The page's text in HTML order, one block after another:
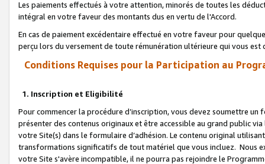
Les paiements effectués à votre attention, minorés de toutes les
intégral en votre faveur des montants dus en vertu de l'Accord.
En cas de paiement excédentaire effectué en votre faveur pour
perçu lors du versement de toute rémunération ultérieure qui vous est
Conditions Requises pour la Participation au
1. Inscription et Eligibilité
Pour commencer la procédure d’inscription, vous devez soumettre
présenter des contenus originaux et être accessible au grand public
votre Site(s) dans le formulaire d’adhésion. Le contenu original
transformations significatifs de tout matériel que vous incluez. Nous
votre Site s'avère incompatible, il ne pourra pas rejoindre le